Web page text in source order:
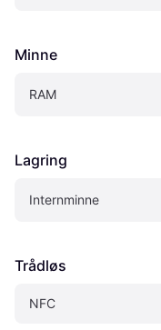
Minne
RAM
Lagring
Internminne
Trådløs
NFC